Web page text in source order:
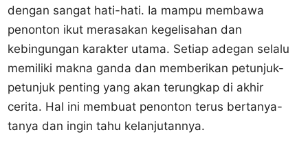
dengan sangat hati-hati. Ia mampu membawa
penonton ikut merasakan kegelisahan dan
kebingungan karakter utama. Setiap adegan selalu
memiliki makna ganda dan memberikan petunjuk-
petunjuk penting yang akan terungkap di akhir
cerita. Hal ini membuat penonton terus bertanya-
tanya dan ingin tahu kelanjutannya.